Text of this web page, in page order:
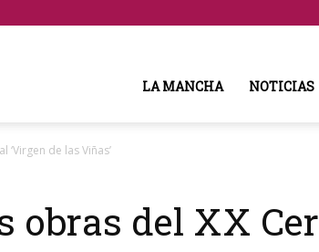
LA MANCHA NOTICIAS
de las Viñas’
obras del XX